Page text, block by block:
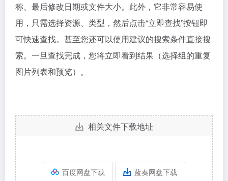
称、最后修改日期或文件大小。此外，它非常容易使
用，只需选择资源、类型，然后点击“立即查找”按钮即
可快速查找。甚至您还可以使用建议的搜索条件直接搜
索。一旦查找完成，您将立即看到结果（选择组的重复
图片列表和预览）。
相关文件下载地址
百度网盘下载 蓝奏网盘下载